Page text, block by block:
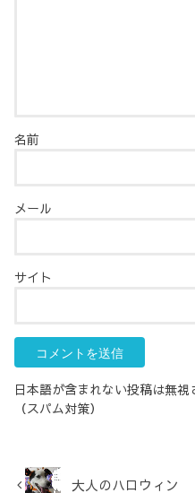
名前
メール
サイト
日本語が含まれない投稿は無視
（スパム対策）
大人のハロウィン